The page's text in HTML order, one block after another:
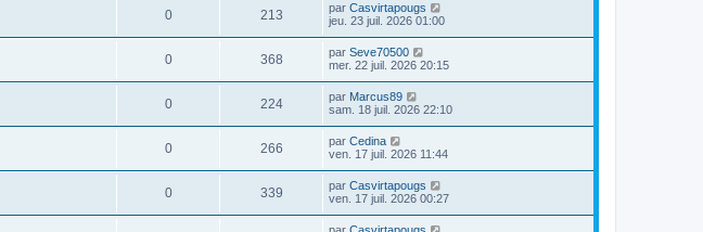
0 213 par Casvirtapougs
jeu. 23 juil. 2026 01:00
0 368 par Seve70500
mer. 22 juil. 2026 20:15
0 224 par Marcus89
sam. 18 juil. 2026 22:10
0 266 par Cedina
ven. 17 juil. 2026 11:44
0 339 par Casvirtapougs
ven. 17 juil. 2026 00:27